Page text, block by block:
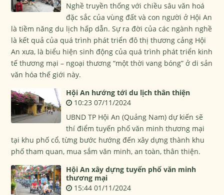
Nghề truyền thống với chiều sâu văn hoá
đặc sắc của vùng đất và con người ở Hội An
là tiềm năng du lịch hấp dẫn. Sự ra đời của các ngành nghề
là kết quả của quá trình phát triển đô thị thương cảng Hội
An xưa, là biểu hiện sinh động của quá trình phát triển kinh
tế thương mại – ngoại thương “một thời vang bóng” ở di sản
văn hóa thế giới này.
Hội An hướng tới du lịch thân thiện
10:23 07/11/2024
UBND TP Hội An (Quảng Nam) dự kiến sẽ
thí điểm tuyến phố văn minh thương mại
tại khu phố cổ, từng bước hướng đến xây dựng thành khu
phố tham quan, mua sắm văn minh, an toàn, thân thiện.
Hội An xây dựng tuyến phố văn minh
thương mại
15:44 01/11/2024